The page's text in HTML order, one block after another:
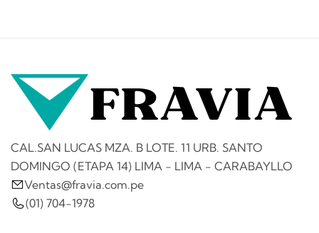
CAL.SAN LUCAS MZA. B LOTE. 11 URB. SANTO
DOMINGO (ETAPA 14) LIMA - LIMA - CARABAYLLO
Ventas@fravia.com.pe
(01) 704-1978